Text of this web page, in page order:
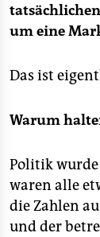
um eine
Das ist
Warum
Politik
waren alle
die Zahlen
und der